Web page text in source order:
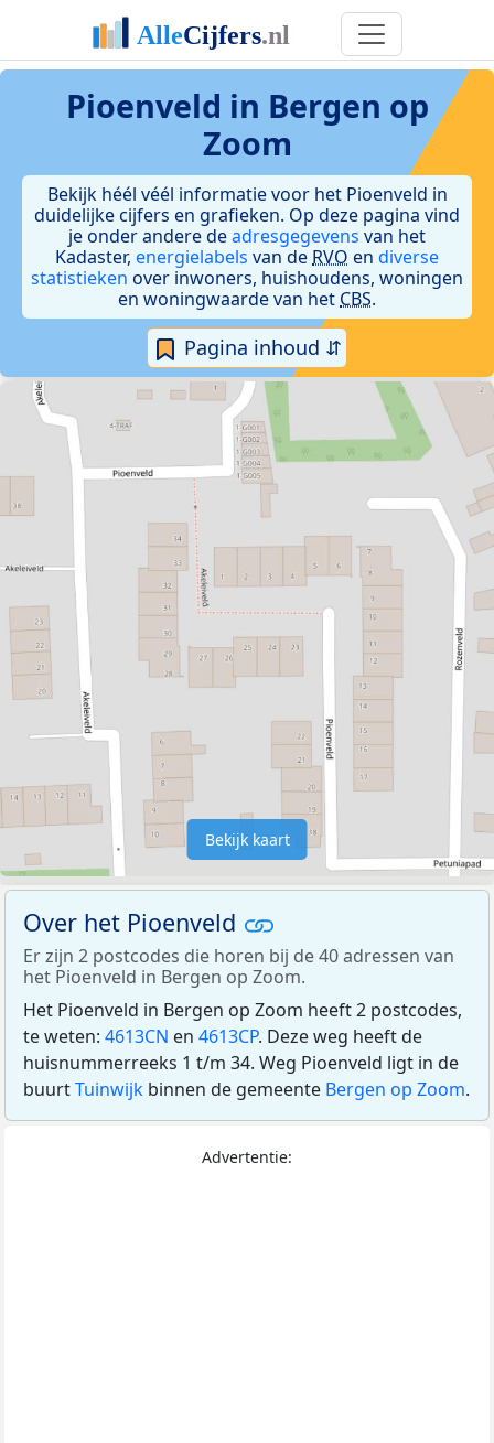
Pioenveld in Bergen op
Zoom
Bekijk héél véél informatie voor het Pioenveld in
duidelijke cijfers en grafieken. Op deze pagina vind
je onder andere deadresgegevens van het
Kadaster, energielabels van de RVO en diverse
statistieken over inwoners, huishoudens, woningen
en woningwaarde van het CBS.
Pagina inhoud ⇵
Bekijk kaart
Over het Pioenveld
Er zijn 2 postcodes die horen bij de 40 adressen van
het Pioenveld in Bergen op Zoom.
Het Pioenveld in Bergen op Zoom heeft 2 postcodes,
te weten: 4613CN en 4613CP. Deze weg heeft de
huisnummerreeks 1 t/m 34. Weg Pioenveld ligt in de
buurtTuinwijk binnen de gemeente Bergen op Zoom.
Advertentie: